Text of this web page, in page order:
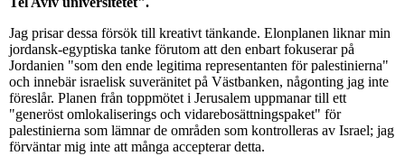
Jag prisar dessa försök till kreativt tänkande. Elonplanen liknar min
jordansk-egyptiska tanke förutom att den enbart fokuserar på
Jordanien "som den ende legitima representanten för palestinierna"
och innebär israelisk suveränitet på Västbanken, någonting jag inte
föreslår. Planen från toppmötet i Jerusalem uppmanar till ett
"generöst omlokaliserings och vidarebosättningspaket" för
palestinierna som lämnar de områden som kontrolleras av Israel; jag
förväntar mig inte att många accepterar detta.